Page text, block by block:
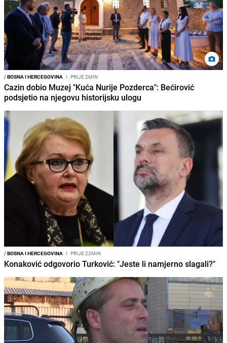
/BOSNA I HERCEGOVINA I PRIJE 2MIN
Cazin dobio Muzej "Kuća Nurije Pozderca": Bećirović
podsjetio na njegovu historijsku ulogu
/BOSNA I HERCEGOVINA I PRIJE 22MIN
Konaković odgovorio Turković: "Jeste li namjerno slagali?"